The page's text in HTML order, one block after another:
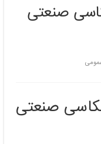
صنعتی
صنعتی